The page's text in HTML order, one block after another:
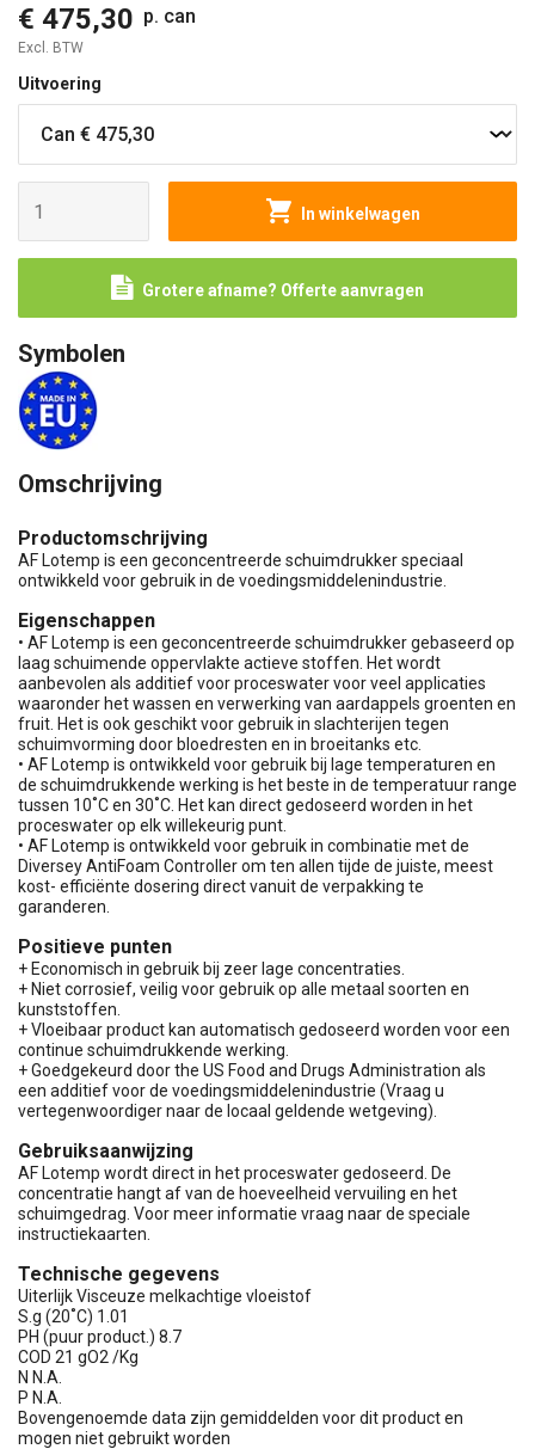
€ 475,30 p. can
Excl. BTW
Uitvoering
In winkelwagen
Grotere afname? Offerte aanvragen
Symbolen
Omschrijving
Productomschrijving
AF Lotemp is een geconcentreerde schuimdrukker speciaal
ontwikkeld voor gebruik in de voedingsmiddelenindustrie.
Eigenschappen
• AF Lotemp is een geconcentreerde schuimdrukker gebaseerd op
laag schuimende oppervlakte actieve stoffen. Het wordt
aanbevolen als additief voor proceswater voor veel applicaties
waaronder het wassen en verwerking van aardappels groenten en
fruit. Het is ook geschikt voor gebruik in slachterijen tegen
schuimvorming door bloedresten en in broeitanks etc.
• AF Lotemp is ontwikkeld voor gebruik bij lage temperaturen en
de schuimdrukkende werking is het beste in de temperatuur range
tussen 10˚C en 30˚C. Het kan direct gedoseerd worden in het
proceswater op elk willekeurig punt.
• AF Lotemp is ontwikkeld voor gebruik in combinatie met de
Diversey AntiFoam Controller om ten allen tijde de juiste, meest
kost- efficiënte dosering direct vanuit de verpakking te
garanderen.
Positieve punten
+ Economisch in gebruik bij zeer lage concentraties.
+ Niet corrosief, veilig voor gebruik op alle metaal soorten en
kunststoffen.
+ Vloeibaar product kan automatisch gedoseerd worden voor een
continue schuimdrukkende werking.
+ Goedgekeurd door the US Food and Drugs Administration als
een additief voor de voedingsmiddelenindustrie (Vraag u
vertegenwoordiger naar de locaal geldende wetgeving).
Gebruiksaanwijzing
AF Lotemp wordt direct in het proceswater gedoseerd. De
concentratie hangt af van de hoeveelheid vervuiling en het
schuimgedrag. Voor meer informatie vraag naar de speciale
instructiekaarten.
Technische gegevens
Uiterlijk Visceuze melkachtige vloeistof
S.g (20˚C) 1.01
PH (puur product.) 8.7
COD 21 gO2 /Kg
N N.A.
P N.A.
Bovengenoemde data zijn gemiddelden voor dit product en
mogen niet gebruikt worden